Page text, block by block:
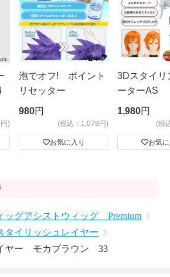
)
泡でオフ! ポイント
リセッター
980円
(税込：1,078円)
お気に入り
3Dスタイリ
ーターAS
ビッグサイ
1,980円
(税
お気
ッグアシストウィッグ Premium
タイリッシュレイヤー
ヤー モカブラウン 33